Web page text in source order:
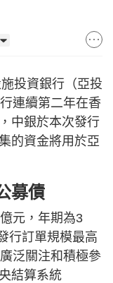
投資銀行（亞投
連續第二年在香
中銀於本次發行
的資金將用於亞
募債
元，年期為3
行訂單規模最高
泛關注和積極參
結算系統